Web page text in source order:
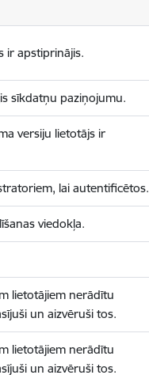
ir apstiprinājis.
sīkdatņu paziņojumu.
versiju lietotājs ir
lai autentificētos.
viedokļa.
lietotājiem nerādītu
un aizvēruši tos.
lietotājiem nerādītu
un aizvēruši tos.